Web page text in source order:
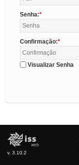
Senha:
Confirmação:
Visualizar Senha
v. 3.10.2